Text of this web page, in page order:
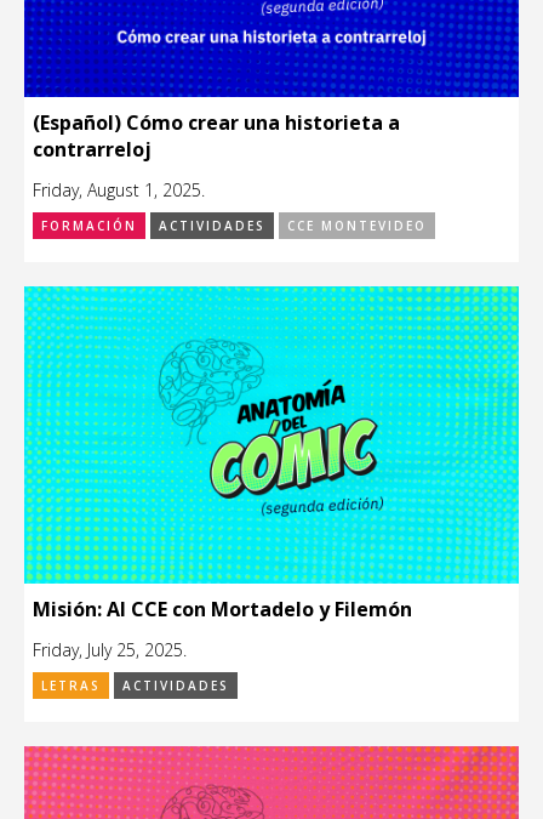
(Español) Cómo crear una historieta a
contrarreloj
Friday, August 1, 2025.
FORMACIÓN ACTIVIDADES CCE MONTEVIDEO
Misión: Al CCE con Mortadelo y Filemón
Friday, July 25, 2025.
LETRAS ACTIVIDADES